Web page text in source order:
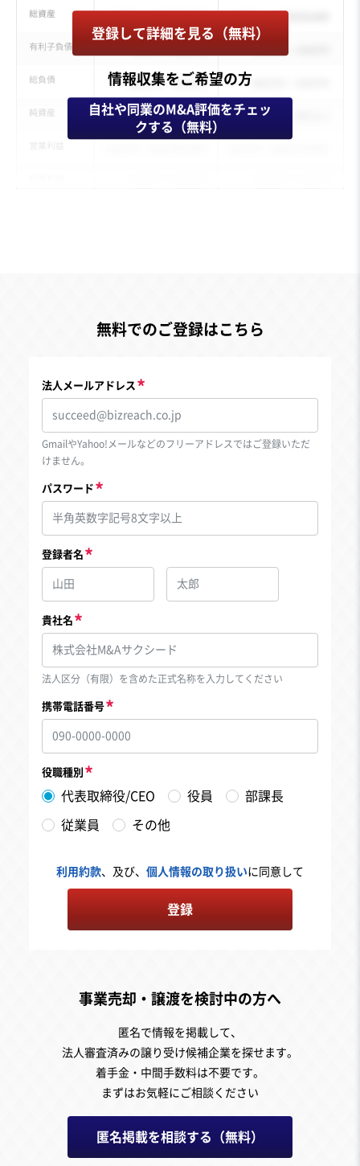
登録して詳細を見る（無料）
情報収集をご希望の方
自社や同業のM&A評価をチェッ
クする（無料）
無料でのご登録はこちら
法人メールアドレス
GmailやYahoo!メールなどのフリーアドレスではご登録いただ
けません。
パスワード
登録者名
貴社名
法人区分（有限）を含めた正式名称を入力してください
携帯電話番号
役職種別
代表取締役/CEO 役員 部課長
従業員 その他
利用約款、及び、 個人情報の取り扱いに同意して
登録
事業売却・譲渡を検討中の方へ
匿名で情報を掲載して、
法人審査済みの譲り受け候補企業を探せます。
着手金・中間手数料は不要です。
まずはお気軽にご相談ください
匿名掲載を相談する（無料）